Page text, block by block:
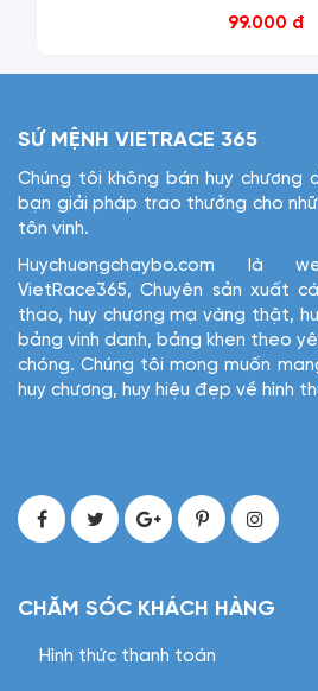
99.000 đ
SỨ MỆNH VIETRACE 365
Chúng tôi không bán huy chương
bạn giải pháp trao thưởng cho
tôn vinh.
Huychuongchaybo.com là
VietRace365, Chuyên sản xuất
thao, huy chương mạ vàng thật,
bảng vinh danh, bảng khen theo
chóng. Chúng tôi mong muốn
huy chương, huy hiệu đẹp về hình
CHĂM SÓC KHÁCH HÀNG
Hình thức thanh toán